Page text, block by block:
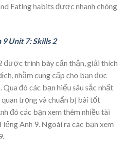
Eating habits được nhanh chóng
9 Unit 7: Skills 2
được trình bày cẩn thận, giải thích
nhằm cung cấp cho bạn đọc
đó các bạn hiểu sâu sắc nhất
trọng và chuẩn bị bài tốt
đó các bạn xem thêm nhiều tài
Anh 9. Ngoài ra các bạn xem